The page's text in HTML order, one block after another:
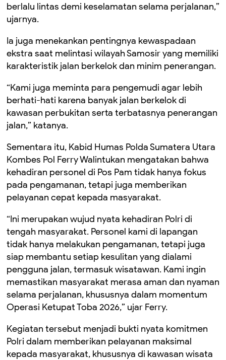
berlalu lintas demi keselamatan selama perjalanan,”
ujarnya.
Ia juga menekankan pentingnya kewaspadaan
ekstra saat melintasi wilayah Samosir yang memiliki
karakteristik jalan berkelok dan minim penerangan.
“Kami juga meminta para pengemudi agar lebih
berhati-hati karena banyak jalan berkelok di
kawasan perbukitan serta terbatasnya penerangan
jalan,” katanya.
Sementara itu, Kabid Humas Polda Sumatera Utara
Kombes Pol Ferry Walintukan mengatakan bahwa
kehadiran personel di Pos Pam tidak hanya fokus
pada pengamanan, tetapi juga memberikan
pelayanan cepat kepada masyarakat.
“Ini merupakan wujud nyata kehadiran Polri di
tengah masyarakat. Personel kami di lapangan
tidak hanya melakukan pengamanan, tetapi juga
siap membantu setiap kesulitan yang dialami
pengguna jalan, termasuk wisatawan. Kami ingin
memastikan masyarakat merasa aman dan nyaman
selama perjalanan, khususnya dalam momentum
Operasi Ketupat Toba 2026,” ujar Ferry.
Kegiatan tersebut menjadi bukti nyata komitmen
Polri dalam memberikan pelayanan maksimal
kepada masyarakat, khususnya di kawasan wisata